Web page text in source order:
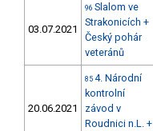
03.07.2021
96 Slalom ve
Strakonicích +
Český pohár
veteránů
20.06.2021
85 4. Národní
kontrolní
závod v
Roudnici n.L. +